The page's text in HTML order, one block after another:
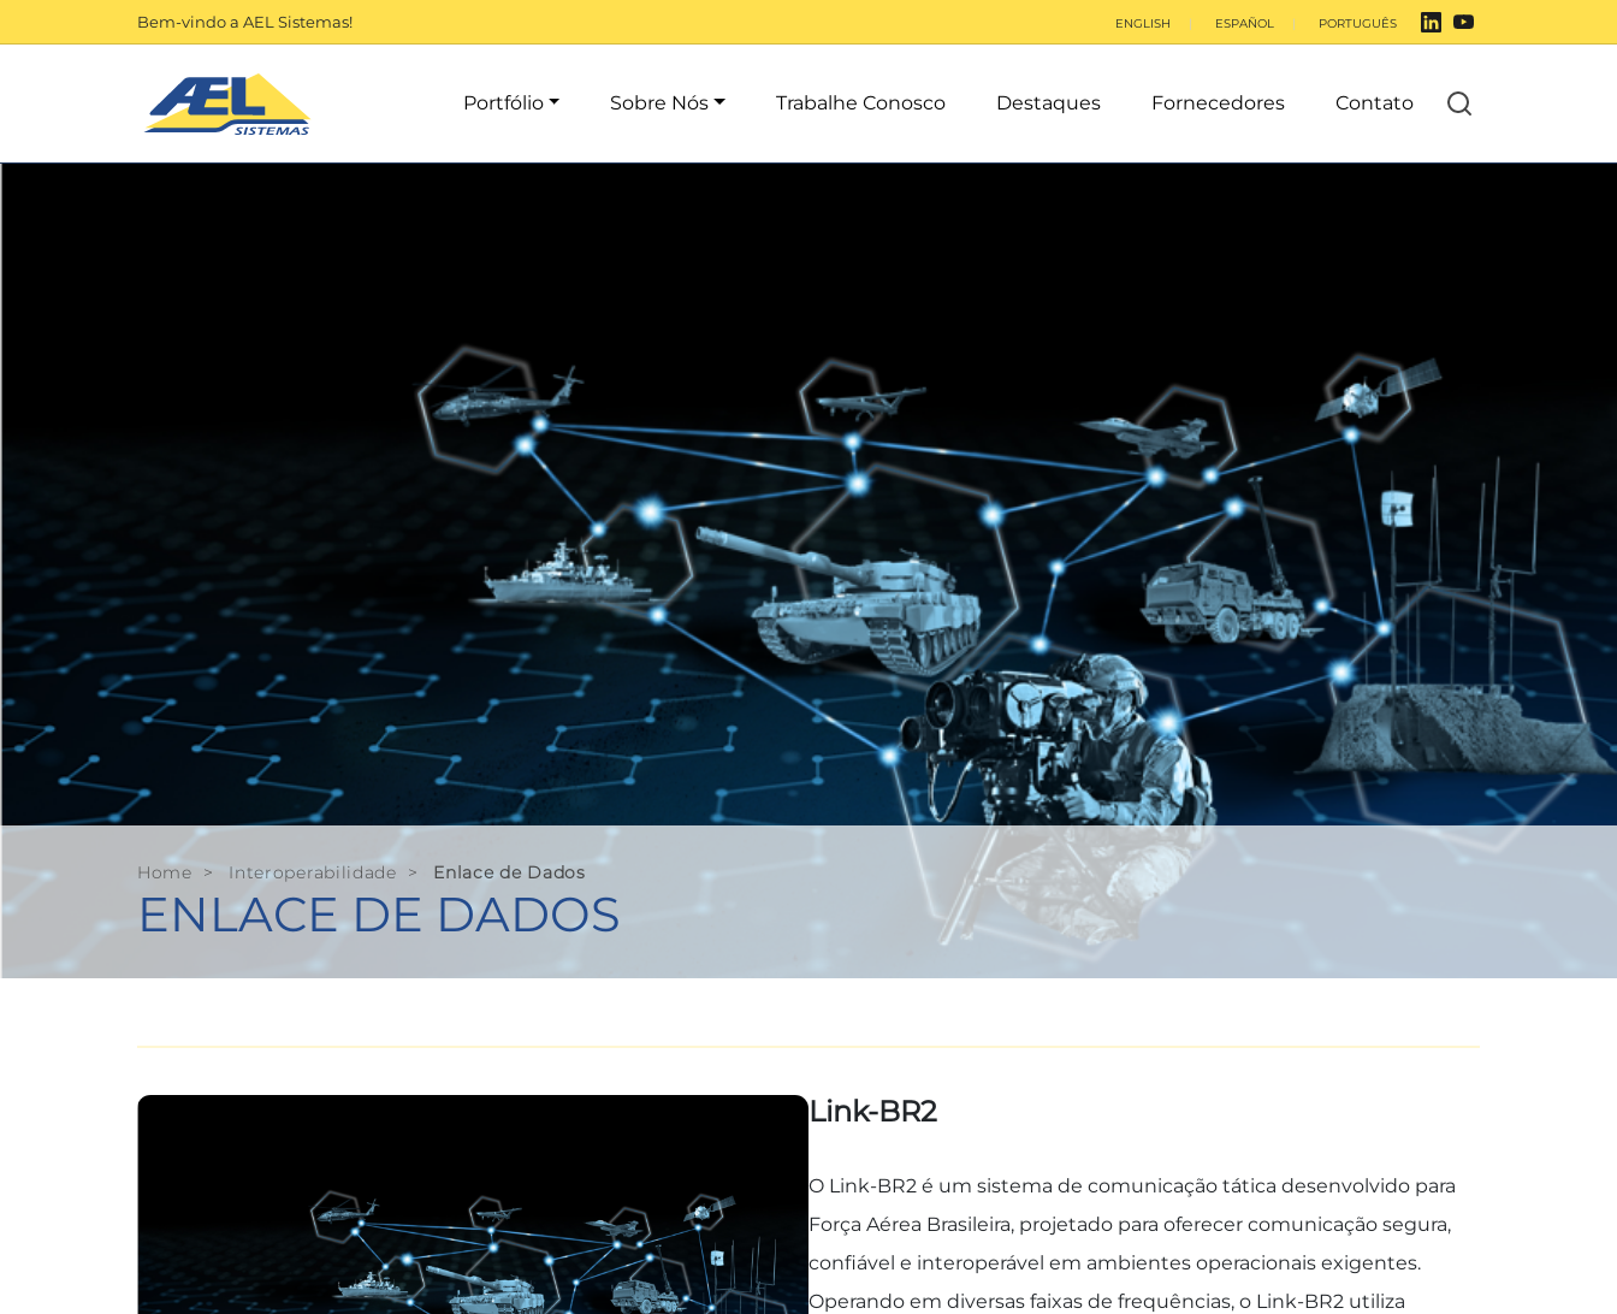
Bem-vindo a AEL Sistemas! ENGLISH ESPAÑOL PORTUGUÊS
Portfólio Sobre Nós Trabalhe Conosco Destaques Fornecedores Contato
Home > Interoperabilidade > Enlace de Dados
ENLACE DE DADOS
Link-BR2
O Link-BR2 é um sistema de comunicação tática desenvolvido para
Força Aérea Brasileira, projetado para oferecer comunicação segura,
confiável e interoperável em ambientes operacionais exigentes.
Operando em diversas faixas de frequências, o Link-BR2 utiliza